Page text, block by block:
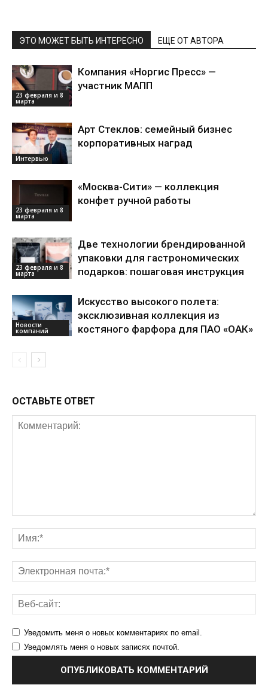
ЭТО МОЖЕТ БЫТЬ ИНТЕРЕСНО ЕЩЕ ОТ АВТОРА
23 февраля и 8
марта
Компания «Норгис Пресс» —
участник МАПП
Интервью
Арт Стеклов: семейный бизнес
корпоративных наград
23 февраля и 8
марта
«Москва-Сити» — коллекция
конфет ручной работы
23 февраля и 8
марта
Две технологии брендированной
упаковки для гастрономических
подарков: пошаговая инструкция
Новости
компаний
Искусство высокого полета:
эксклюзивная коллекция из
костяного фарфора для ПАО «ОАК»
ОСТАВЬТЕ ОТВЕТ
Уведомить меня о новых комментариях по email.
Уведомлять меня о новых записях почтой.